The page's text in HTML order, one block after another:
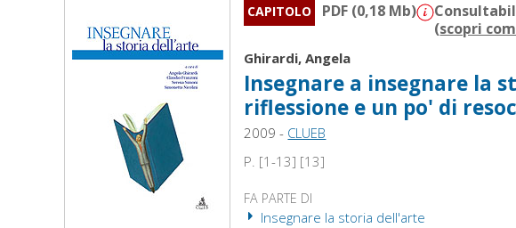
CAPITOLO PDF (0,18 Mb)
(scopri
Ghirardi, Angela
Insegnare a insegnare la
riflessione e un po' di
2009 - CLUEB
P. [1-13] [13]
FA PARTE DI
Insegnare la storia dell'arte